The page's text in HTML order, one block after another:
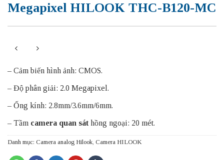
Megapixel HILOOK THC-B120-MC
– Cảm biến hình ảnh: CMOS.
– Độ phân giải: 2.0 Megapixel.
– Ống kính: 2.8mm/3.6mm/6mm.
– Tầm camera quan sát hồng ngoại: 20 mét.
Danh mục: Camera analog Hilook, Camera HILOOK